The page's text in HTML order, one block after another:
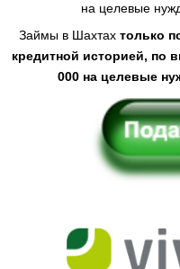
на целевые
Займы в Шахтахтолько
кредитной историей, по
000 на целевые